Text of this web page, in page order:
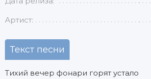
Артист:
Текст песни
Тихий вечер фонари горят устало